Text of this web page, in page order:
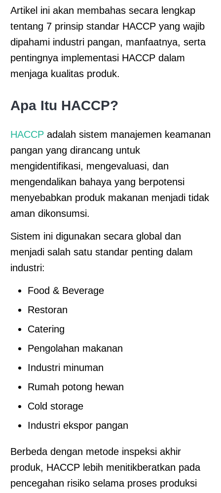
Artikel ini akan membahas secara lengkap
tentang 7 prinsip standar HACCP yang wajib
dipahami industri pangan, manfaatnya, serta
pentingnya implementasi HACCP dalam
menjaga kualitas produk.
Apa Itu HACCP?
HACCP adalah sistem manajemen keamanan
pangan yang dirancang untuk
mengidentifikasi, mengevaluasi, dan
mengendalikan bahaya yang berpotensi
menyebabkan produk makanan menjadi tidak
aman dikonsumsi.
Sistem ini digunakan secara global dan
menjadi salah satu standar penting dalam
industri:
Food & Beverage
Restoran
Catering
Pengolahan makanan
Industri minuman
Rumah potong hewan
Cold storage
Industri ekspor pangan
Berbeda dengan metode inspeksi akhir
produk, HACCP lebih menitikberatkan pada
pencegahan risiko selama proses produksi